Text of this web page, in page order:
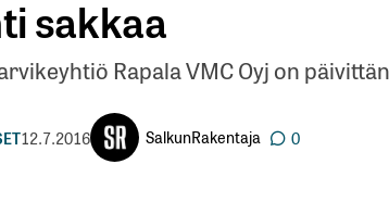
sakkaa
Rapala VMC Oyj on
12.7.2016 SalkunRakentaja 0